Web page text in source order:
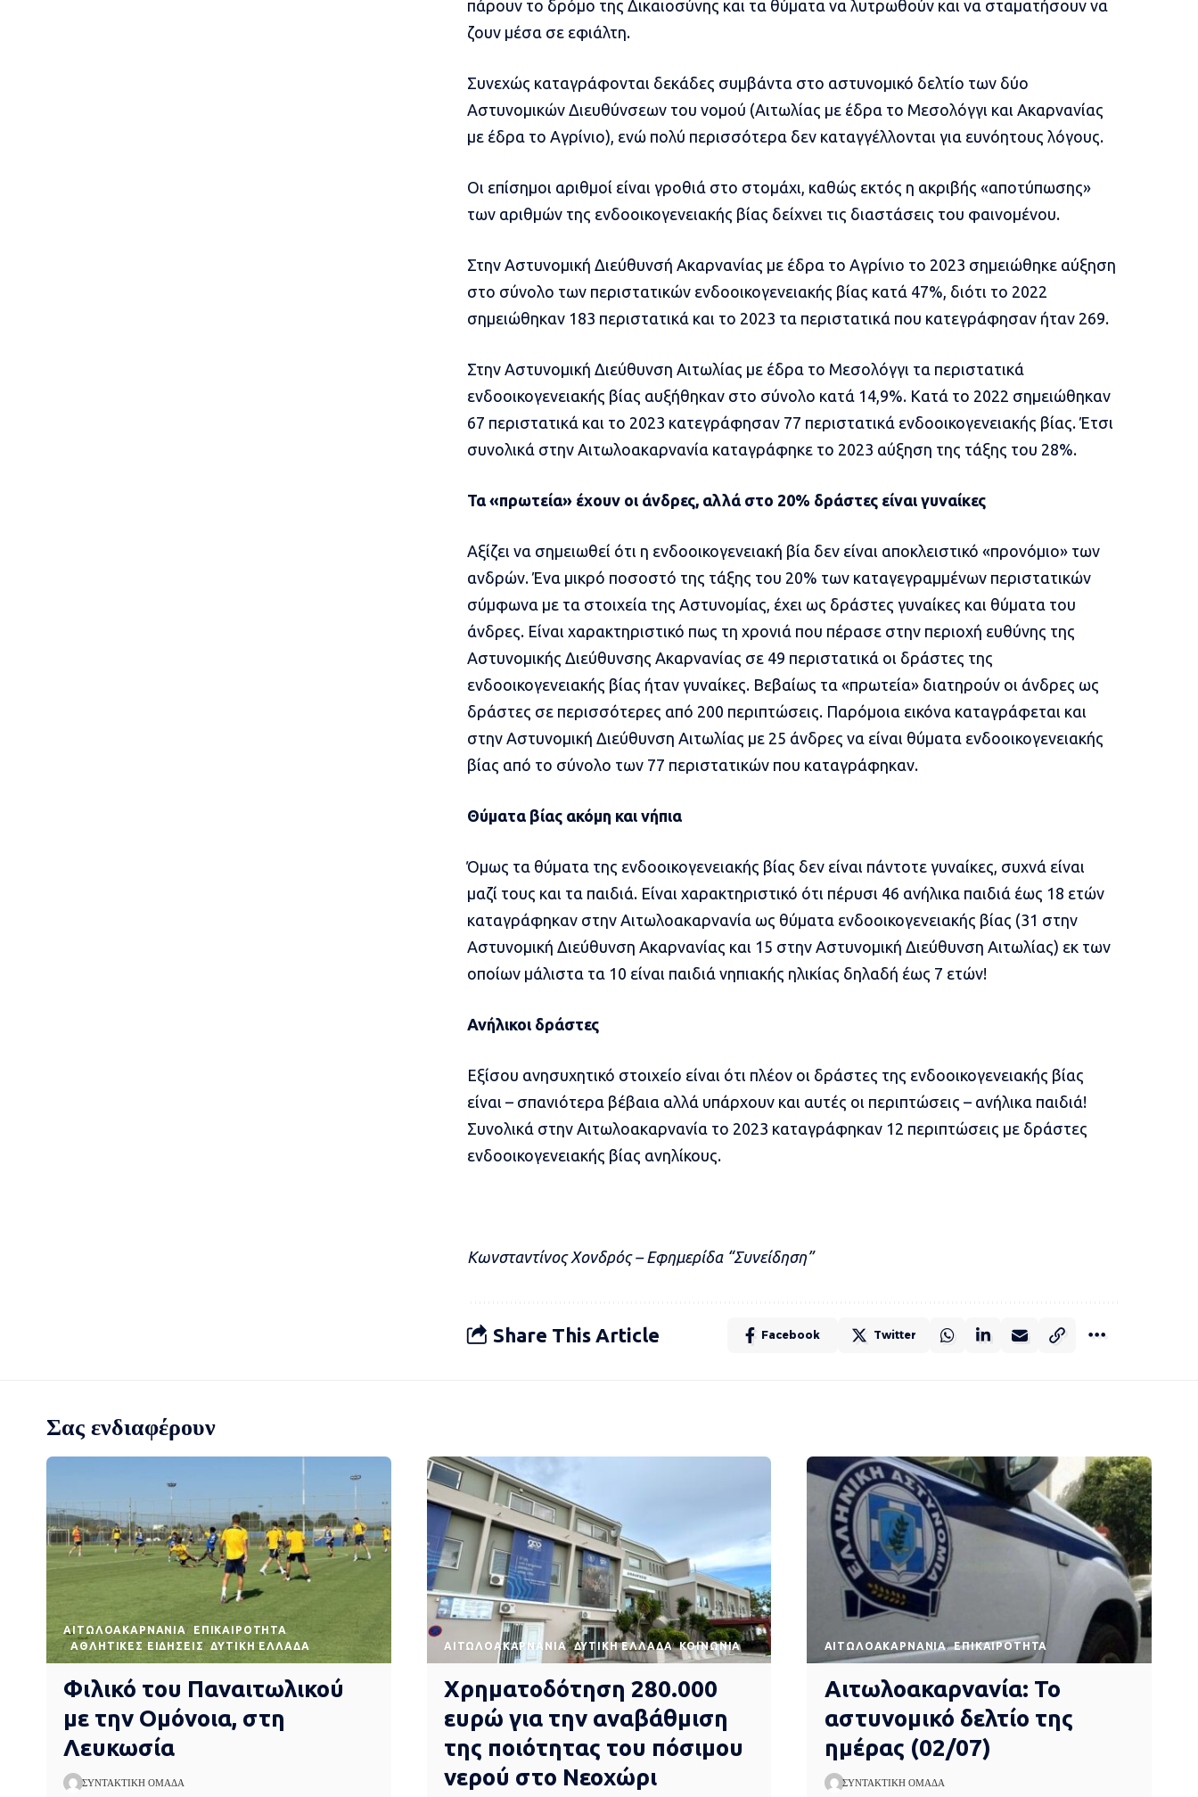
πάρουν το δρόμο της Δικαιοσύνης και τα θύματα να λυτρωθούν και να σταματήσουν να
ζουν μέσα σε εφιάλτη.
Συνεχώς καταγράφονται δεκάδες συμβάντα στο αστυνομικό δελτίο των δύο
Αστυνομικών Διευθύνσεων του νομού (Αιτωλίας με έδρα το Μεσολόγγι και Ακαρνανίας
με έδρα το Αγρίνιο), ενώ πολύ περισσότερα δεν καταγγέλλονται για ευνόητους λόγους.
Οι επίσημοι αριθμοί είναι γροθιά στο στομάχι, καθώς εκτός η ακριβής «αποτύπωσης»
των αριθμών της ενδοοικογενειακής βίας δείχνει τις διαστάσεις του φαινομένου.
Στην Αστυνομική Διεύθυνσή Ακαρνανίας με έδρα το Αγρίνιο το 2023 σημειώθηκε αύξηση
στο σύνολο των περιστατικών ενδοοικογενειακής βίας κατά 47%, διότι το 2022
σημειώθηκαν 183 περιστατικά και το 2023 τα περιστατικά που κατεγράφησαν ήταν 269.
Στην Αστυνομική Διεύθυνση Αιτωλίας με έδρα το Μεσολόγγι τα περιστατικά
ενδοοικογενειακής βίας αυξήθηκαν στο σύνολο κατά 14,9%. Κατά το 2022 σημειώθηκαν
67 περιστατικά και το 2023 κατεγράφησαν 77 περιστατικά ενδοοικογενειακής βίας. Έτσι
συνολικά στην Αιτωλοακαρνανία καταγράφηκε το 2023 αύξηση της τάξης του 28%.
Τα «πρωτεία» έχουν οι άνδρες, αλλά στο 20% δράστες είναι γυναίκες
Αξίζει να σημειωθεί ότι η ενδοοικογενειακή βία δεν είναι αποκλειστικό «προνόμιο» των
ανδρών. Ένα μικρό ποσοστό της τάξης του 20% των καταγεγραμμένων περιστατικών
σύμφωνα με τα στοιχεία της Αστυνομίας, έχει ως δράστες γυναίκες και θύματα του
άνδρες. Είναι χαρακτηριστικό πως τη χρονιά που πέρασε στην περιοχή ευθύνης της
Αστυνομικής Διεύθυνσης Ακαρνανίας σε 49 περιστατικά οι δράστες της
ενδοοικογενειακής βίας ήταν γυναίκες. Βεβαίως τα «πρωτεία» διατηρούν οι άνδρες ως
δράστες σε περισσότερες από 200 περιπτώσεις. Παρόμοια εικόνα καταγράφεται και
στην Αστυνομική Διεύθυνση Αιτωλίας με 25 άνδρες να είναι θύματα ενδοοικογενειακής
βίας από το σύνολο των 77 περιστατικών που καταγράφηκαν.
Θύματα βίας ακόμη και νήπια
Όμως τα θύματα της ενδοοικογενειακής βίας δεν είναι πάντοτε γυναίκες, συχνά είναι
μαζί τους και τα παιδιά. Είναι χαρακτηριστικό ότι πέρυσι 46 ανήλικα παιδιά έως 18 ετών
καταγράφηκαν στην Αιτωλοακαρνανία ως θύματα ενδοοικογενειακής βίας (31 στην
Αστυνομική Διεύθυνση Ακαρνανίας και 15 στην Αστυνομική Διεύθυνση Αιτωλίας) εκ των
οποίων μάλιστα τα 10 είναι παιδιά νηπιακής ηλικίας δηλαδή έως 7 ετών!
Ανήλικοι δράστες
Εξίσου ανησυχητικό στοιχείο είναι ότι πλέον οι δράστες της ενδοοικογενειακής βίας
είναι – σπανιότερα βέβαια αλλά υπάρχουν και αυτές οι περιπτώσεις – ανήλικα παιδιά!
Συνολικά στην Αιτωλοακαρνανία το 2023 καταγράφηκαν 12 περιπτώσεις με δράστες
ενδοοικογενειακής βίας ανηλίκους.
Κωνσταντίνος Χονδρός – Εφημερίδα “Συνείδηση”
Share This Article Facebook Twitter
Σας ενδιαφέρουν
AΙΤΩΛΟΑΚΑΡΝΑΝΊΑ
EΠΙΚΑΙΡΌΤΗΤΑ
ΑΘΛΗΤΙΚΈΣ ΕΙΔΉΣΕΙΣ
ΔΥΤΙΚΉ ΕΛΛΆΔΑ
Φιλικό του Παναιτωλικού
με την Ομόνοια, στη
Λευκωσία
ΣΥΝΤΑΚΤΙΚΉ ΟΜΆΔΑ
AΙΤΩΛΟΑΚΑΡΝΑΝΊΑ ΔΥΤΙΚΉ ΕΛΛΆΔΑ ΚΟΙΝΩΝΊΑ
Χρηματοδότηση 280.000
ευρώ για την αναβάθμιση
της ποιότητας του πόσιμου
νερού στο Νεοχώρι
AΙΤΩΛΟΑΚΑΡΝΑΝΊΑ EΠΙΚΑΙΡΌΤΗΤΑ
Αιτωλοακαρνανία: Το
αστυνομικό δελτίο της
ημέρας (02/07)
ΣΥΝΤΑΚΤΙΚΉ ΟΜΆΔΑ